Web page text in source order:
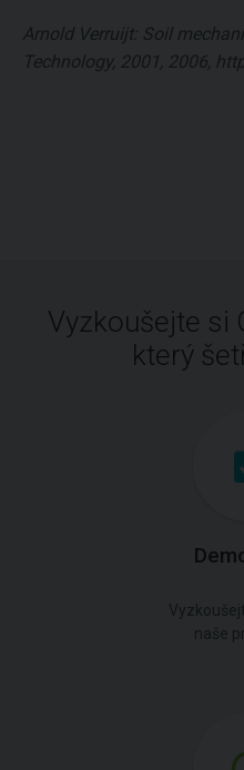
Arnold Verruijt: Soil
Technology, 2001, 2006,
Vyzkoušejte si
který